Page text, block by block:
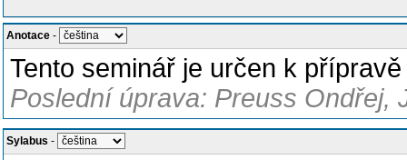
Anotace -
Tento seminář je určen k
Poslední úprava: Preuss Ondřej,
Sylabus -